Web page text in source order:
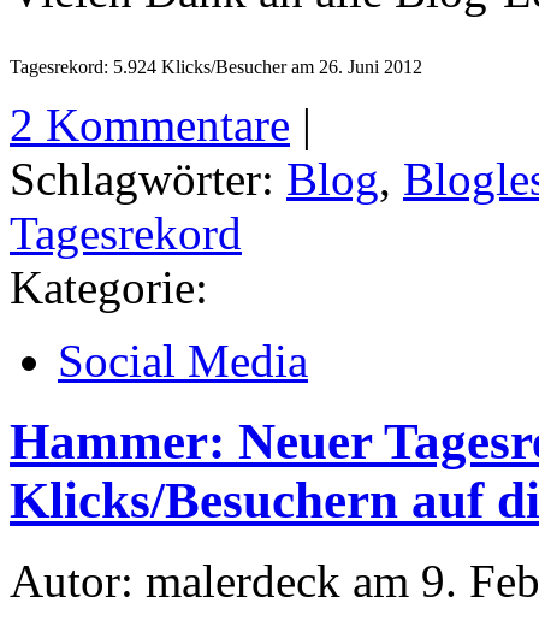
Tagesrekord: 5.924 Klicks/Besucher am 26. Juni 2012
2 Kommentare |
Schlagwörter: Blog,
Tagesrekord
Kategorie:
Social Media
Hammer: Neuer
Klicks/Besuchern auf
Autor: malerdeck am 9.